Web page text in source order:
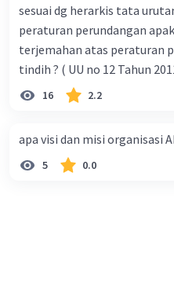
sesuai dg herarkis tata urutan ? 2. Simaklah
peraturan perundangan
terjemahan atas peraturan
tindih ? ( UU no 12 Tahun 2011, UU no 23Tahun 2014, UU No
25 Tahun 2004 ) 3 . Tuliskan peraturan perundangan yg di
undangkan atas perintah
pasal18, pasal 22, pasal 23,
28, pasal 29, pasal 30 ,pasal
16 2.2
apa visi dan misi organisasi
5 0.0